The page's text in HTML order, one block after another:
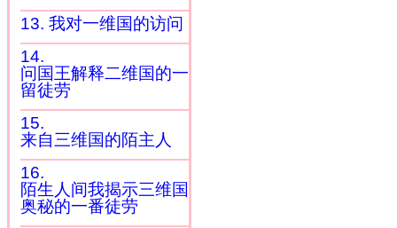
13. 我对一维国的访问
14.
问国王解释二维国的一
留徒劳
15.
来自三维国的陌主人
16.
陌生人间我揭示三维国
奥秘的一番徒劳